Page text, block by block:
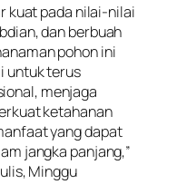
kuat pada nilai-nilai
dan berbuah
pohon ini
untuk terus
menjaga
ketahanan
yang dapat
jangka panjang,”
Minggu